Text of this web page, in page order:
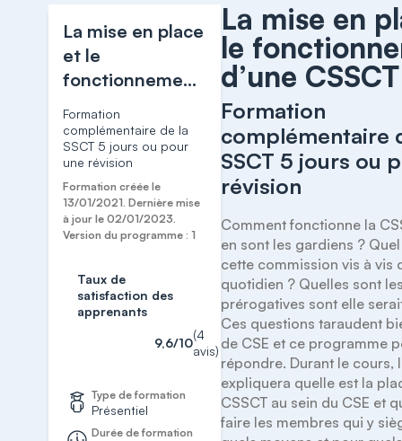
La mise en place
et le
fonctionnement
d’une CSSCT
Formation
complémentaire de la
SSCT 5 jours ou pour
une révision
Formation créée le
13/01/2021. Dernière mise
à jour le 02/01/2023.
Version du programme : 1
Taux de
satisfaction des
apprenants
9,6/10
(4
avis)
Type de formation
Présentiel
Durée de formation
La mise en
le
d’une CSSCT
Formation
complémentaire
SSCT 5 jours ou
révision
Comment fonctionne la
en sont les gardiens ?
cette commission vis à vis
quotidien ? Quelles sont
prérogatives sont elle
Ces questions taraudent
de CSE et ce programme
répondre. Durant le cours,
expliquera quelle est la
CSSCT au sein du CSE et
faire les membres qui y